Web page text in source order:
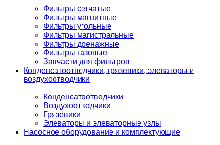
Фильтры сетчатые
Фильтры магнитные
Фильтры угольные
Фильтры магистральные
Фильтры дренажные
Фильтры газовые
Запчасти для фильтров
Конденсатоотводчики, грязевики, элеваторы и
воздухоотводчики
Конденсатоотводчики
Воздухоотводчики
Грязевики
Элеваторы и элеваторные узлы
Насосное оборудование и комплектующие